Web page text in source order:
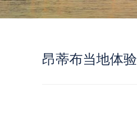
昂蒂布当地体验